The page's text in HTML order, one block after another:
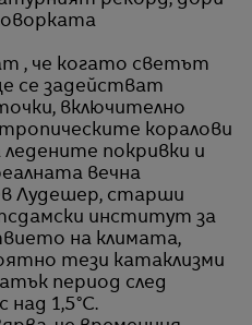
, че когато светът
се задействат
включително
коралови
покривки и
вечна
Лудешер, старши
институт за
на климата,
тези катаклизми
период след
над 1,5°C.